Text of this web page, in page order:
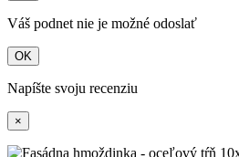
Váš podnet nie je možné odoslať
OK
Napíšte svoju recenziu
×